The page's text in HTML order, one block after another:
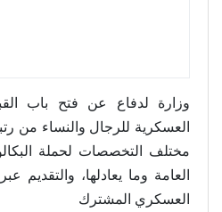
وزارة لدفاع عن فتح باب
العسكرية للرجال والنساء من
مختلف التخصصات لحملة
العامة وما يعادلها، والتقديم
العسكري المشترك